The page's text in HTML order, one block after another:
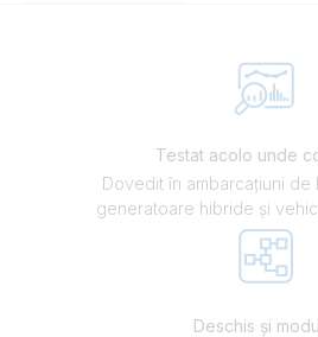
Testat acolo unde
Dovedit în ambarcațiuni
generatoare hibride și
Deschis și